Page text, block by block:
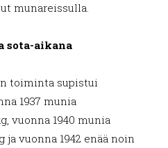
munareissulla.
sota-aikana
toiminta supistui
1937 munia
vuonna 1940 munia
vuonna 1942 enää noin